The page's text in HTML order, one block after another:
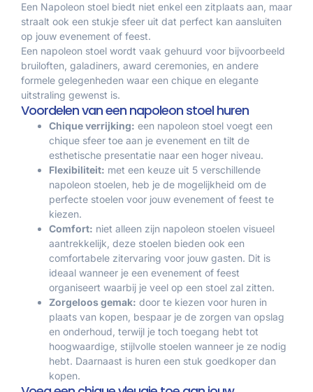
Een Napoleon stoel biedt niet enkel een zitplaats aan, maar
straalt ook een stukje sfeer uit dat perfect kan aansluiten
op jouw evenement of feest.
Een napoleon stoel wordt vaak gehuurd voor bijvoorbeeld
bruiloften, galadiners, award ceremonies, en andere
formele gelegenheden waar een chique en elegante
uitstraling gewenst is.
Voordelen van een napoleon stoel huren
Chique verrijking: een napoleon stoel voegt een
chique sfeer toe aan je evenement en tilt de
esthetische presentatie naar een hoger niveau.
Flexibiliteit: met een keuze uit 5 verschillende
napoleon stoelen, heb je de mogelijkheid om de
perfecte stoelen voor jouw evenement of feest te
kiezen.
Comfort: niet alleen zijn napoleon stoelen visueel
aantrekkelijk, deze stoelen bieden ook een
comfortabele zitervaring voor jouw gasten. Dit is
ideaal wanneer je een evenement of feest
organiseert waarbij je veel op een stoel zal zitten.
Zorgeloos gemak: door te kiezen voor huren in
plaats van kopen, bespaar je de zorgen van opslag
en onderhoud, terwijl je toch toegang hebt tot
hoogwaardige, stijlvolle stoelen wanneer je ze nodig
hebt. Daarnaast is huren een stuk goedkoper dan
kopen.